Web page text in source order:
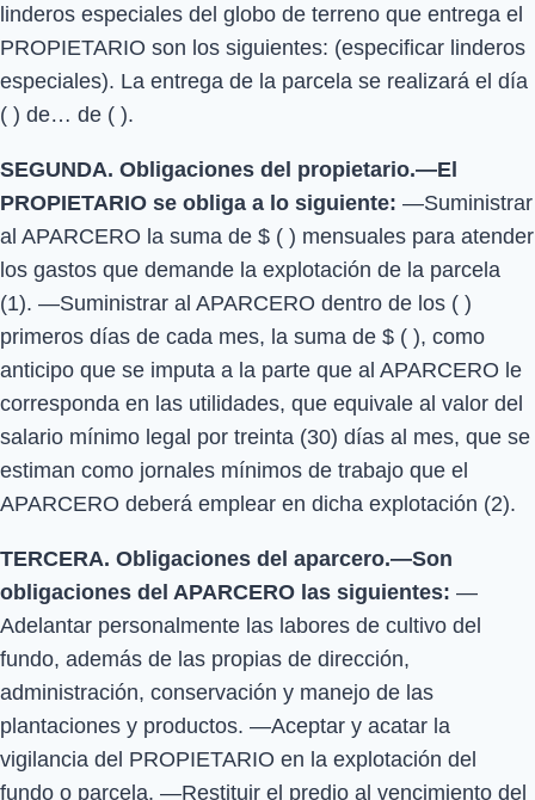
linderos especiales del globo de terreno que entrega el
PROPIETARIO son los siguientes: (especificar linderos
especiales). La entrega de la parcela se realizará el día
( ) de… de ( ).
SEGUNDA. Obligaciones del propietario.—El
PROPIETARIO se obliga a lo siguiente: —Suministrar
al APARCERO la suma de $ ( ) mensuales para atender
los gastos que demande la explotación de la parcela
(1). —Suministrar al APARCERO dentro de los ( )
primeros días de cada mes, la suma de $ ( ), como
anticipo que se imputa a la parte que al APARCERO le
corresponda en las utilidades, que equivale al valor del
salario mínimo legal por treinta (30) días al mes, que se
estiman como jornales mínimos de trabajo que el
APARCERO deberá emplear en dicha explotación (2).
TERCERA. Obligaciones del aparcero.—Son
obligaciones del APARCERO las siguientes: —
Adelantar personalmente las labores de cultivo del
fundo, además de las propias de dirección,
administración, conservación y manejo de las
plantaciones y productos. —Aceptar y acatar la
vigilancia del PROPIETARIO en la explotación del
fundo o parcela. —Restituir el predio al vencimiento del